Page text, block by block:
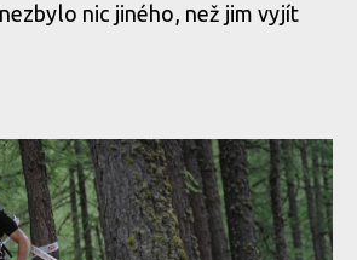
nic jiného, než jim vyjít